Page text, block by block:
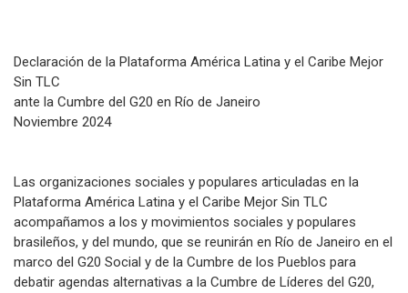
Declaración de la Plataforma América Latina y el Caribe Mejor
Sin TLC
ante la Cumbre del G20 en Río de Janeiro
Noviembre 2024
Las organizaciones sociales y populares articuladas en la
Plataforma América Latina y el Caribe Mejor Sin TLC
acompañamos a los y movimientos sociales y populares
brasileños, y del mundo, que se reunirán en Río de Janeiro en el
marco del G20 Social y de la Cumbre de los Pueblos para
debatir agendas alternativas a la Cumbre de Líderes del G20,